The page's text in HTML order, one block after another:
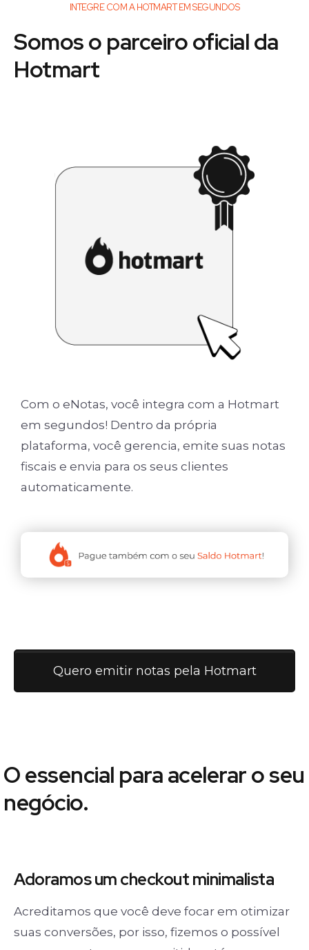
INTEGRE COM A HOTMART EM SEGUNDOS
Somos o parceiro oficial da
Hotmart
Com o eNotas, você integra com a Hotmart
em segundos! Dentro da própria
plataforma, você gerencia, emite suas notas
fiscais e envia para os seus clientes
automaticamente.
Quero emitir notas pela Hotmart
O essencial para acelerar o seu
negócio.
Adoramos umcheckout minimalista
Acreditamos que você deve focar em otimizar
suas conversões, por isso, fizemos o possível